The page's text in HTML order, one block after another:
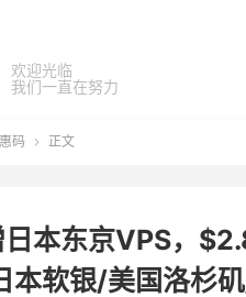
欢迎光临
我们一直在努力
码  正文
本东京VPS，
本软银/美国洛杉